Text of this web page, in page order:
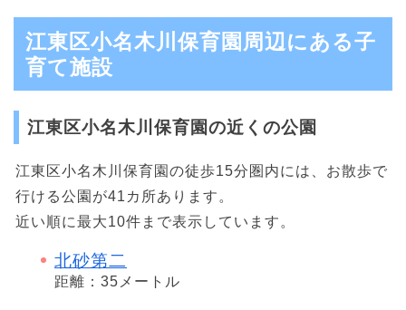
江東区小名木川保育園周辺にある子
育て施設
江東区小名木川保育園の近くの公園
江東区小名木川保育園の徒歩15分圏内には、お散歩で
行ける公園が41カ所あります。
近い順に最大10件まで表示しています。
北砂第二
距離：35メートル